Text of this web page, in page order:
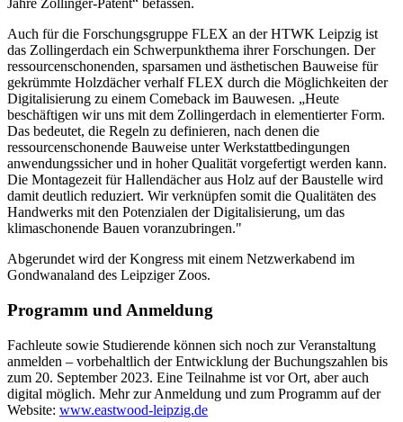
Jahre Zollinger-Patent“ befassen.
Auch für die Forschungsgruppe FLEX an der HTWK Leipzig ist
das Zollingerdach ein Schwerpunkthema ihrer Forschungen. Der
ressourcenschonenden, sparsamen und ästhetischen Bauweise für
gekrümmte Holzdächer verhalf FLEX durch die Möglichkeiten der
Digitalisierung zu einem Comeback im Bauwesen. „Heute
beschäftigen wir uns mit dem Zollingerdach in elementierter Form.
Das bedeutet, die Regeln zu definieren, nach denen die
ressourcenschonende Bauweise unter Werkstattbedingungen
anwendungssicher und in hoher Qualität vorgefertigt werden kann.
Die Montagezeit für Hallendächer aus Holz auf der Baustelle wird
damit deutlich reduziert. Wir verknüpfen somit die Qualitäten des
Handwerks mit den Potenzialen der Digitalisierung, um das
klimaschonende Bauen voranzubringen."
Abgerundet wird der Kongress mit einem Netzwerkabend im
Gondwanaland des Leipziger Zoos.
Programm und Anmeldung
Fachleute sowie Studierende können sich noch zur Veranstaltung
anmelden – vorbehaltlich der Entwicklung der Buchungszahlen bis
zum 20. September 2023. Eine Teilnahme ist vor Ort, aber auch
digital möglich. Mehr zur Anmeldung und zum Programm auf der
Website: www.eastwood-leipzig.de